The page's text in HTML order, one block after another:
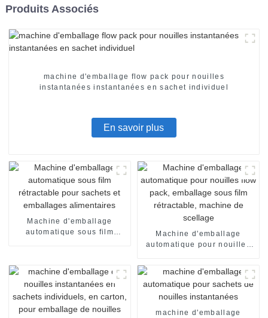
Produits Associés
machine d'emballage flow pack pour nouilles
instantanées instantanées en sachet individuel
En savoir plus
Machine d'emballage
automatique sous film
Machine d'emballage
automatique pour nouilles
film rétractable, machine de
scellage
machine d'emballage